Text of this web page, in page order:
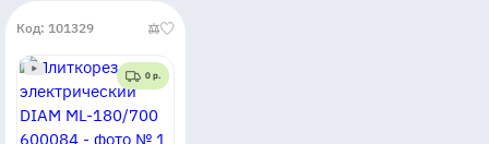
Код: 101329
0 р.